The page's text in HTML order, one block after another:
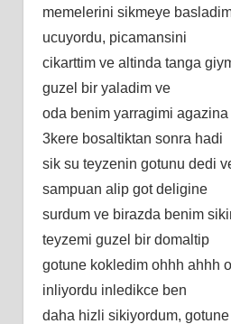
memelerini sikmeye
ucuyordu, picamansini
cikarttim ve altinda tanga
guzel bir yaladim ve
oda benim yarragimi
3kere bosaltiktan sonra hadi
sik su teyzenin gotunu dedi
sampuan alip got deligine
surdum ve birazda benim
teyzemi guzel bir domaltip
gotune kokledim ohhh ahhh
inliyordu inledikce ben
daha hizli sikiyordum,